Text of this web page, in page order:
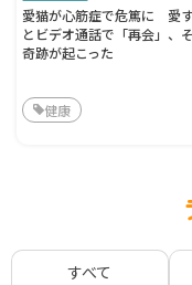
愛猫が心筋症で危篤に 愛
とビデオ通話で「再会」、
奇跡が起こった
健康
すべて